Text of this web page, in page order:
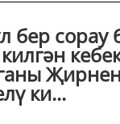
сорау
ки...